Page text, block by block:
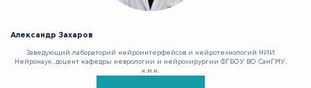
Александр Захаров
Заведующий лабораторий нейроинтерфейсов и нейротехнологий НИИ
Нейронаук, доцент кафедры неврологии и нейрохирургии ФГБОУ ВО СамГМУ,
к.м.н.